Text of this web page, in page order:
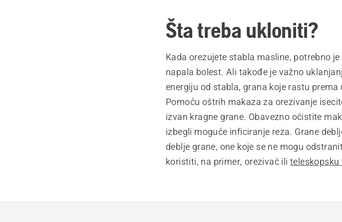
Šta treba ukloniti?
Kada orezujete stabla masline, potrebno
napala bolest. Ali takođe je važno
energiju od stabla, grana koje rastu
Pomoću oštrih makaza za orezivanje
izvan kragne grane. Obavezno očistite
izbegli moguće inficiranje reza. Grane
deblje grane, one koje se ne mogu
koristiti, na primer, orezivač ili teleskopsku